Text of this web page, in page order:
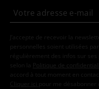
J’accepte de recevoir la
personnelles soient utilisées
régulièrement des infos sur ses
selon la
Politique de
accord à tout moment en
Cliquer ici pour me désabonner